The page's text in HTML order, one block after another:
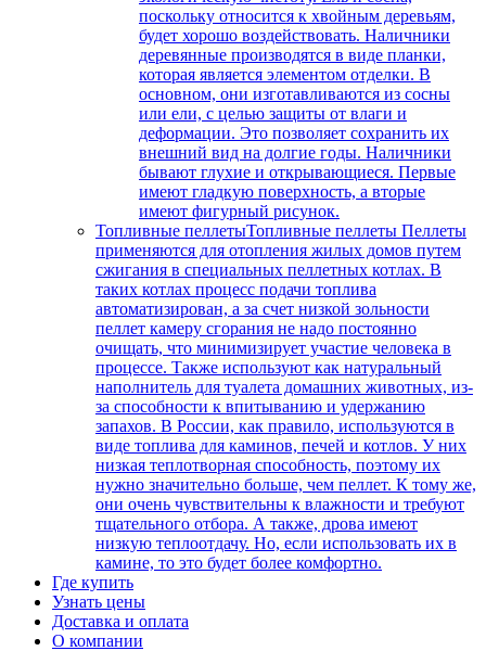
поскольку относится к хвойным деревьям,
будет хорошо воздействовать. Наличники
деревянные производятся в виде планки,
которая является элементом отделки. В
основном, они изготавливаются из сосны
или ели, с целью защиты от влаги и
деформации. Это позволяет сохранить их
внешний вид на долгие годы. Наличники
бывают глухие и открывающиеся. Первые
имеют гладкую поверхность, а вторые
имеют фигурный рисунок.
Топливные пеллетыТопливные пеллеты Пеллеты
применяются для отопления жилых домов путем
сжигания в специальных пеллетных котлах. В
таких котлах процесс подачи топлива
автоматизирован, а за счет низкой зольности
пеллет камеру сгорания не надо постоянно
очищать, что минимизирует участие человека в
процессе. Также используют как натуральный
наполнитель для туалета домашних животных, из-
за способности к впитыванию и удержанию
запахов. В России, как правило, используются в
виде топлива для каминов, печей и котлов. У них
низкая теплотворная способность, поэтому их
нужно значительно больше, чем пеллет. К тому же,
они очень чувствительны к влажности и требуют
тщательного отбора. А также, дрова имеют
низкую теплоотдачу. Но, если использовать их в
камине, то это будет более комфортно.
Где купить
Узнать цены
Доставка и оплата
О компании